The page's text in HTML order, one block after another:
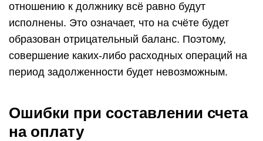
отношению к должнику всё равно будут
исполнены. Это означает, что на счёте будет
образован отрицательный баланс. Поэтому,
совершение каких-либо расходных операций на
период задолженности будет невозможным.
Ошибки при составлении счета
на оплату